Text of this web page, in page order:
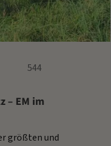
544
– EM im
größten und